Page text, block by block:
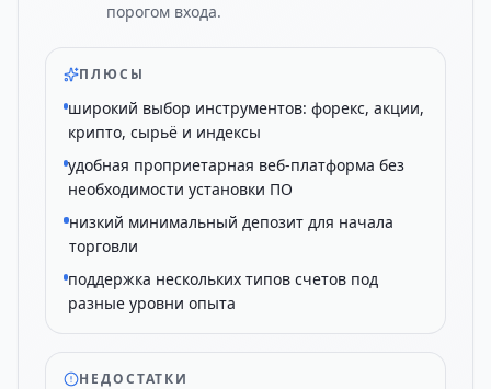
порогом входа.
ПЛЮСЫ
широкий выбор инструментов: форекс, акции,
крипто, сырьё и индексы
удобная проприетарная веб-платформа без
необходимости установки ПО
низкий минимальный депозит для начала
торговли
поддержка нескольких типов счетов под
разные уровни опыта
НЕДОСТАТКИ